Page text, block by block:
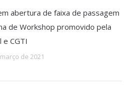
abertura de faixa de passagem
de Workshop promovido pela
e CGTI
de 2021